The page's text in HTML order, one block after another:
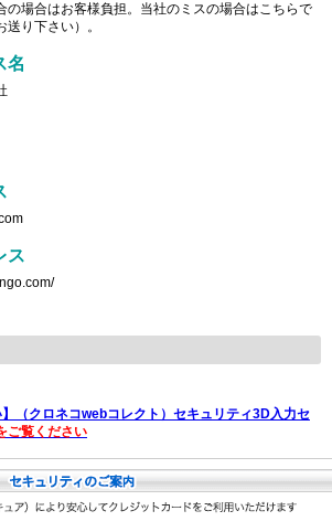
の場合はお客様負担。当社のミスの場合はこちらで
り下さい）。
名
ス
（クロネコwebコレクト）セキュリティ3D入力セ
ご覧ください